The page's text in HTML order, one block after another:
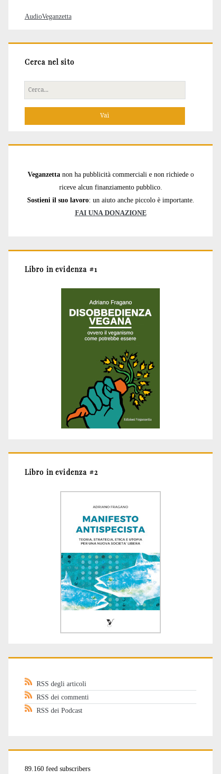
AudioVeganzetta
Cerca nel sito
Cerca
per:
Veganzetta non ha pubblicità commerciali e non richiede o
riceve alcun finanziamento pubblico.
Sostieni il suo lavoro: un aiuto anche piccolo è importante.
FAI UNA DONAZIONE
Libro in evidenza #1
Libro in evidenza #2
RSS degli articoli
RSS dei commenti
RSS dei Podcast
89.160 feed subscribers